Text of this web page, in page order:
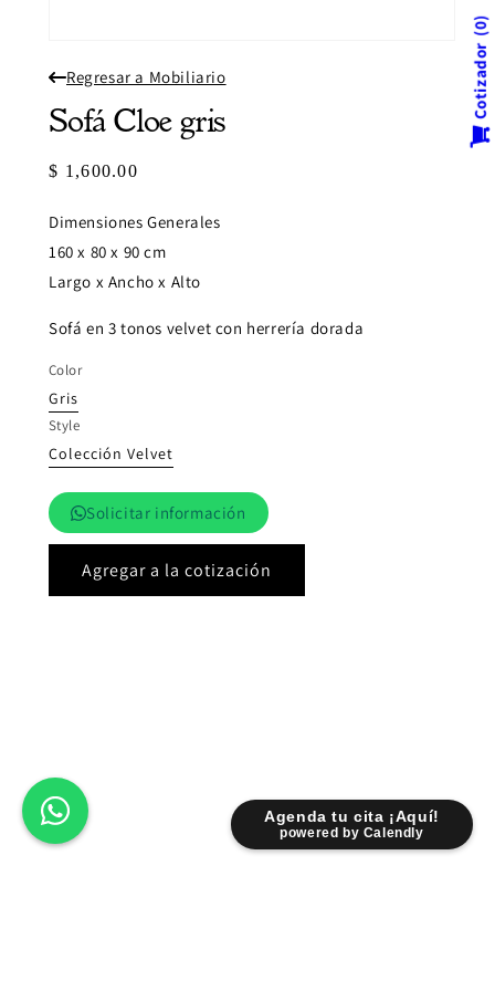
Agenda tu cita ¡Aquí!
powered by Calendly
multimedia
en
una
modal
Regresar a Mobiliario
Sofá Cloe gris
Precio
$ 1,600.00
Dimensiones Generales
160 x 80 x 90 cm
Largo x Ancho x Alto
Sofá en 3 tonos velvet con herrería dorada
Color
Gris
Style
Colección Velvet
Solicitar información
Agregar a la cotización
Cotizador
0